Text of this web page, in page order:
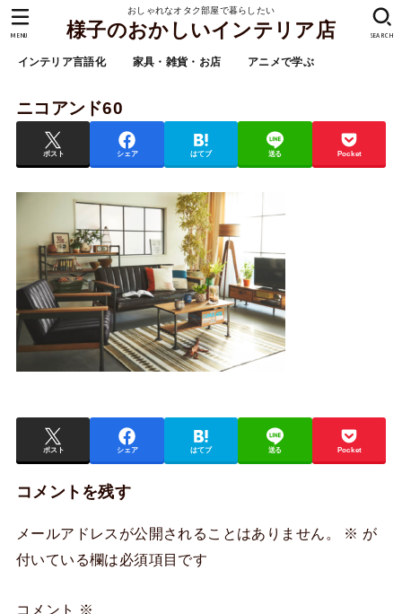
おしゃれなオタク部屋で暮らしたい
様子のおかしいインテリア店
インテリア言語化 家具・雑貨・お店 アニメで学ぶ
SEARCH
MENU
ニコアンド60
ポスト シェア はてブ 送る Pocket
ポスト シェア はてブ 送る Pocket
コメントを残す
メールアドレスが公開されることはありません。 ※ が
付いている欄は必須項目です
コメント ※